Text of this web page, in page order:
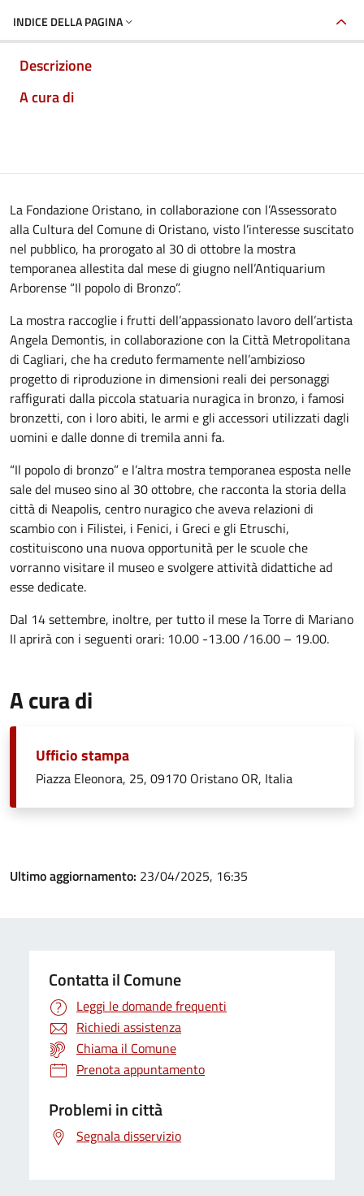
INDICE DELLA PAGINA
Descrizione
A cura di
La Fondazione Oristano, in collaborazione con l’Assessorato
alla Cultura del Comune di Oristano, visto l’interesse suscitato
nel pubblico, ha prorogato al 30 di ottobre la mostra
temporanea allestita dal mese di giugno nell’Antiquarium
Arborense “Il popolo di Bronzo”.
La mostra raccoglie i frutti dell’appassionato lavoro dell’artista
Angela Demontis, in collaborazione con la Città Metropolitana
di Cagliari, che ha creduto fermamente nell’ambizioso
progetto di riproduzione in dimensioni reali dei personaggi
raffigurati dalla piccola statuaria nuragica in bronzo, i famosi
bronzetti, con i loro abiti, le armi e gli accessori utilizzati dagli
uomini e dalle donne di tremila anni fa.
“Il popolo di bronzo” e l’altra mostra temporanea esposta nelle
sale del museo sino al 30 ottobre, che racconta la storia della
città di Neapolis, centro nuragico che aveva relazioni di
scambio con i Filistei, i Fenici, i Greci e gli Etruschi,
costituiscono una nuova opportunità per le scuole che
vorranno visitare il museo e svolgere attività didattiche ad
esse dedicate.
Dal 14 settembre, inoltre, per tutto il mese la Torre di Mariano
II aprirà con i seguenti orari: 10.00 -13.00 /16.00 – 19.00.
A cura di
Ufficio stampa
Piazza Eleonora, 25, 09170 Oristano OR, Italia
Ultimo aggiornamento: 23/04/2025, 16:35
Contatta il Comune
Leggi le domande frequenti
Richiedi assistenza
Chiama il Comune
Prenota appuntamento
Problemi in città
Segnala disservizio